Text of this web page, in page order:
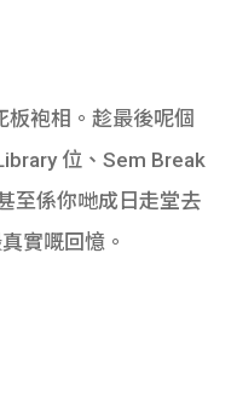
板袍相。趁最後呢個
位、Sem Break
至係你哋成日走堂去
實嘅回憶。